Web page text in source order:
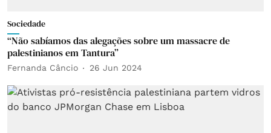
Sociedade
“Não sabíamos das alegações sobre um massacre de
palestinianos em Tantura”
Fernanda Câncio 26 Jun 2024